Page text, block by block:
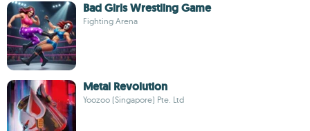
Bad Girls Wrestling Game
Fighting Arena
Metal Revolution
Yoozoo (Singapore) Pte. Ltd